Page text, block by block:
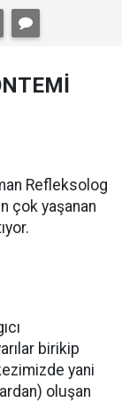
Refleksolog
çok yaşanan
birikip
yani
oluşan